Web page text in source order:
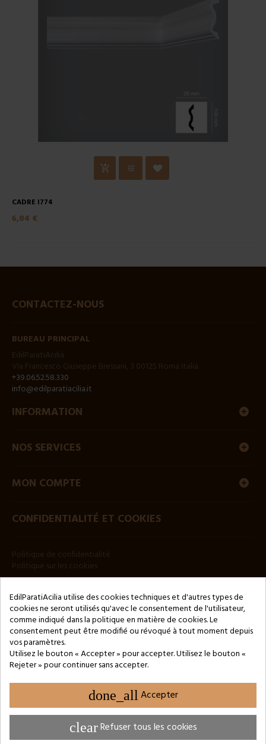
CADRE I774
6,84 €
CONTACTEZ-NOUS
BUREAU PRINCIPAL
+39.06.52.58.330
info@edilparatiacilia.it
INFORMATION
NOS SERVICES
MON COMPTE
CONFIDENTIALITÉ ET COOKIES
Copyright © 2024 by 3Enne s.r.l.s. P.IVA/C.F.: 13466181008
Numéro d'enregistrement REA : RM-1449325 - Registre du
Commerce de Rome
Website Developed by M.Borzacchini - TestSide
EdilParatiAcilia utilise des cookies techniques et d'autres types de
cookies ne seront utilisés qu'avec le consentement de l'utilisateur,
comme indiqué dans la politique en matière de cookies. Le
consentement peut être modifié ou révoqué à tout moment depuis
vos paramètres.
Utilisez le bouton « Accepter » pour accepter. Utilisez le bouton «
Rejeter » pour continuer sans accepter.
done_all Accepter
clearRefuser tous les cookies